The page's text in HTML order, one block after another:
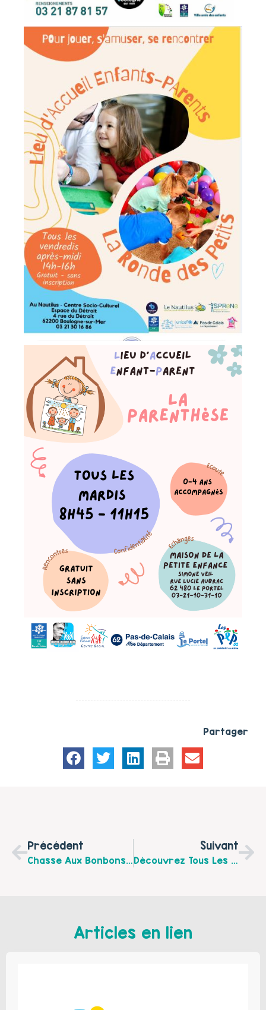
Partager
Précédent
Chasse Aux Bonbons Déguisée Et Festive Au Parc Des Tintelleries À Boulogne Sur Mer Le Jeudi 30 Octobre De 14h À 17h.
Suivant
Découvrez Tous Les Temps De Partage En Famille Proposés Par Le Centre Social Espace Maes – Boulogne Sur Mer.
Articles en lien